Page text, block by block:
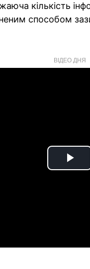
кількість
способом
ВІДЕО ДНЯ